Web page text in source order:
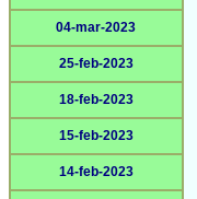
04-mar-2023
25-feb-2023
18-feb-2023
15-feb-2023
14-feb-2023